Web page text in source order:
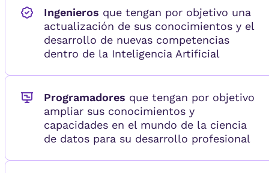
Ingenieros que tengan por objetivo una
actualización de sus conocimientos y el
desarrollo de nuevas competencias
dentro de la Inteligencia Artificial
Programadores que tengan por objetivo
ampliar sus conocimientos y
capacidades en el mundo de la ciencia
de datos para su desarrollo profesional